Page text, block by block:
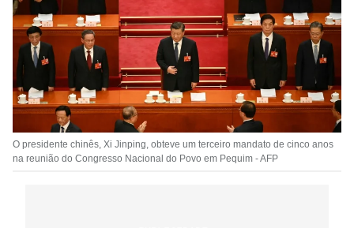
O presidente chinês, Xi Jinping, obteve um terceiro mandato de cinco anos
na reunião do Congresso Nacional do Povo em Pequim - AFP